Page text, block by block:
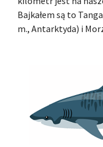
Bajkałem są to
m., Antarktyda) i